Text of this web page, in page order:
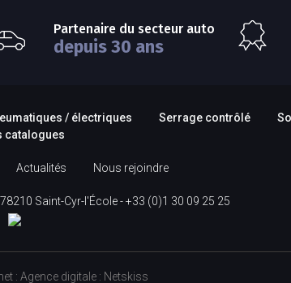
Partenaire du secteur auto
depuis 30 ans
/ électriques Serrage contrôlé
catalogues
Actualités Nous rejoindre
Saint-Cyr-l'École -+33 (0)1 30 09 25 25
: Agence digitale : Netskiss